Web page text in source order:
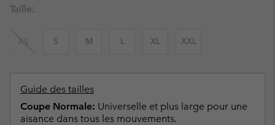
Taille:
XS S M L XL XXL
Guide des tailles
Coupe Normale: Universelle et plus large pour une
aisance dans tous les mouvements.